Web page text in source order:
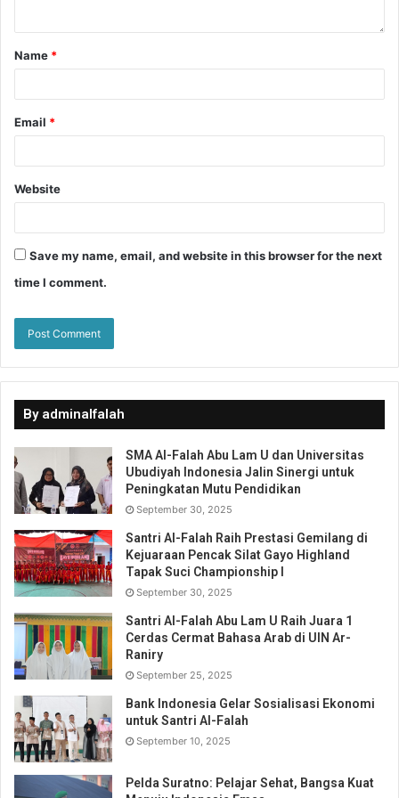
Name *
Email *
Website
Save my name, email, and website in this browser for the next
time I comment.
By adminalfalah
SMA Al-Falah Abu Lam U dan Universitas
Ubudiyah Indonesia Jalin Sinergi untuk
Peningkatan Mutu Pendidikan
September 30, 2025
Santri Al-Falah Raih Prestasi Gemilang di
Kejuaraan Pencak Silat Gayo Highland
Tapak Suci Championship I
September 30, 2025
Santri Al-Falah Abu Lam U Raih Juara 1
Cerdas Cermat Bahasa Arab di UIN Ar-
Raniry
September 25, 2025
Bank Indonesia Gelar Sosialisasi Ekonomi
untuk Santri Al-Falah
September 10, 2025
Pelda Suratno: Pelajar Sehat, Bangsa Kuat